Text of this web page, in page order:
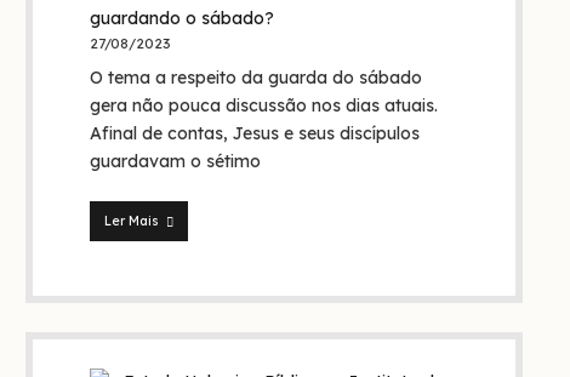
quem
foram
na
Bíblia
e
história?
guardando o sábado?
27/08/2023
O tema a respeito da guarda do sábado
gera não pouca discussão nos dias atuais.
Afinal de contas, Jesus e seus discípulos
guardavam o sétimo
Ler Mais
Jesus
o